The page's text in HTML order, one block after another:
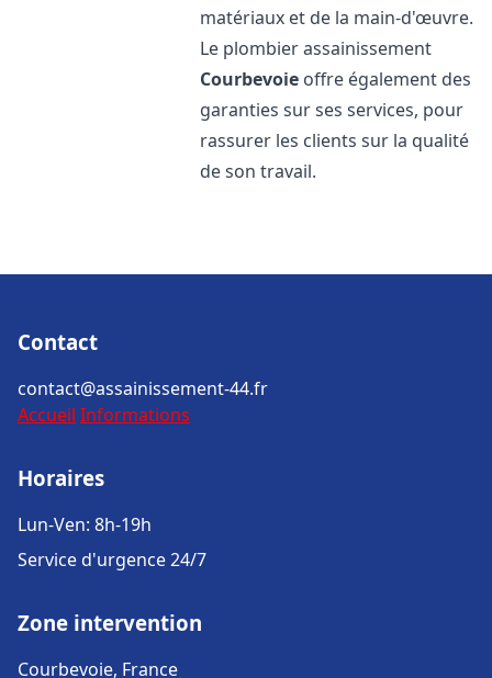
matériaux et de la main-d'œuvre.
Le plombier assainissement
Courbevoie offre également des
garanties sur ses services, pour
rassurer les clients sur la qualité
de son travail.
Contact
contact@assainissement-44.fr
Accueil Informations
Horaires
Lun-Ven: 8h-19h
Service d'urgence 24/7
Zone intervention
Courbevoie, France